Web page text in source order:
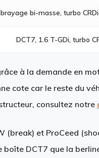
bi-masse, turbo
DCT7, 1.6 T-GDi, turbo
à la demande en
cote car le reste du
consultez notre
(break) et ProCeed
DCT7 que la